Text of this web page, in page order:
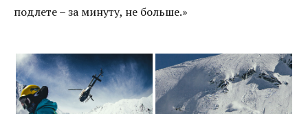
подлете – за минуту, не больше.»